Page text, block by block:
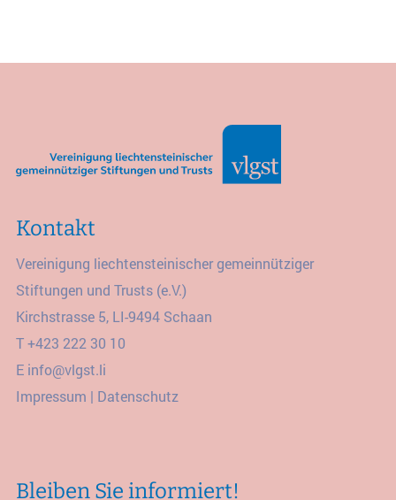
Kontakt
Vereinigung liechtensteinischer gemeinnütziger
Stiftungen und Trusts (e.V.)
Kirchstrasse 5, LI-9494 Schaan
T+423 222 30 10
E info@vlgst.li
Impressum | Datenschutz
Bleiben Sie informiert!